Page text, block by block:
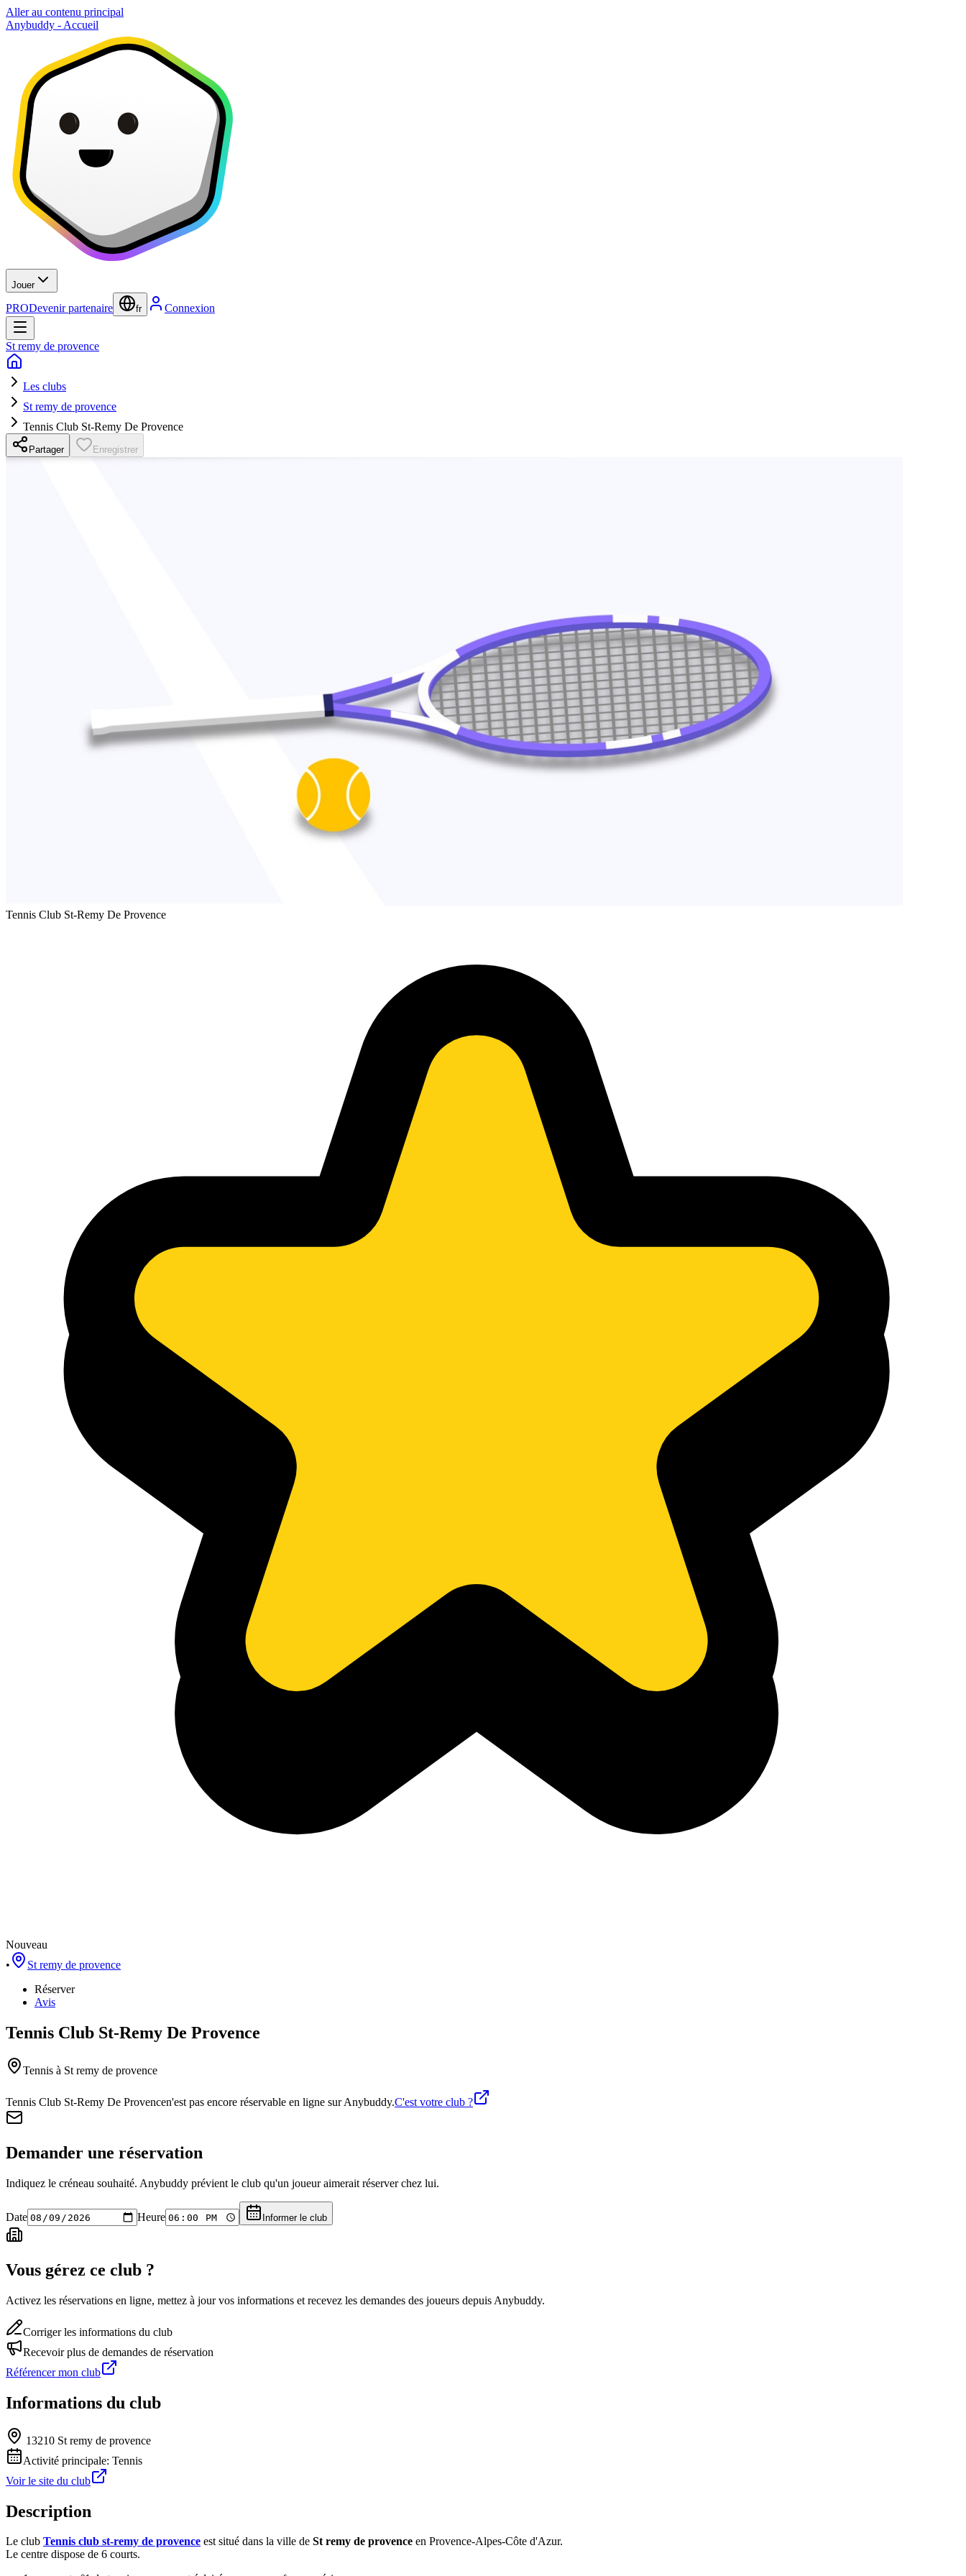
Aller au contenu principal
Anybuddy - Accueil
Jouer
PRODevenir partenaire fr Connexion
St remy de provence
Les clubs
St remy de provence
Tennis Club St-Remy De Provence
Partager Enregistrer
Tennis Club St-Remy De Provence
Nouveau
•
St remy de provence
Réserver
Avis
Tennis Club St-Remy De Provence
Tennis à St remy de provence
Tennis Club St-Remy De Provencen'est pas encore réservable en ligne sur Anybuddy.C'est votre club ?
Demander une réservation
Indiquez le créneau souhaité. Anybuddy prévient le club qu'un joueur aimerait réserver chez lui.
Date Heure Informer le club
Vous gérez ce club ?
Activez les réservations en ligne, mettez à jour vos informations et recevez les demandes des joueurs depuis Anybuddy.
Corriger les informations du club
Recevoir plus de demandes de réservation
Référencer mon club
Informations du club
13210 St remy de provence
Activité principale: Tennis
Voir le site du club
Description
Le club Tennis club st-remy de provence est situé dans la ville de St remy de provence en Provence-Alpes-Côte d'Azur.
Le centre dispose de 6 courts.